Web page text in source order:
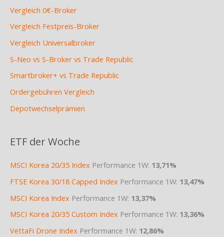
Vergleich 0€-Broker
Vergleich Festpreis-Broker
Vergleich Universalbroker
S-Neo vs S-Broker vs Trade Republic
Smartbroker+ vs Trade Republic
Ordergebühren Vergleich
Depotwechselprämien
ETF der Woche
MSCI Korea 20/35 Index Performance 1W: 13,71%
FTSE Korea 30/18 Capped Index Performance 1W: 13,47%
MSCI Korea Index Performance 1W: 13,37%
MSCI Korea 20/35 Custom Index Performance 1W: 13,36%
VettaFi Drone Index Performance 1W: 12,86%